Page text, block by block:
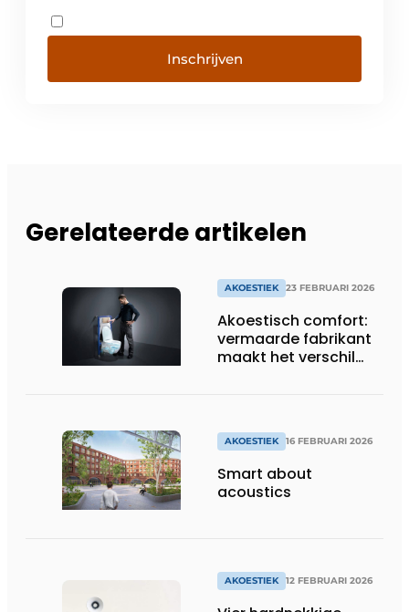
Inschrijven
Gerelateerde artikelen
AKOESTIEK 23 FEBRUARI 2026
Akoestisch comfort:
vermaarde fabrikant
maakt het verschil
AKOESTIEK 16 FEBRUARI 2026
Smart about
acoustics
AKOESTIEK 12 FEBRUARI 2026